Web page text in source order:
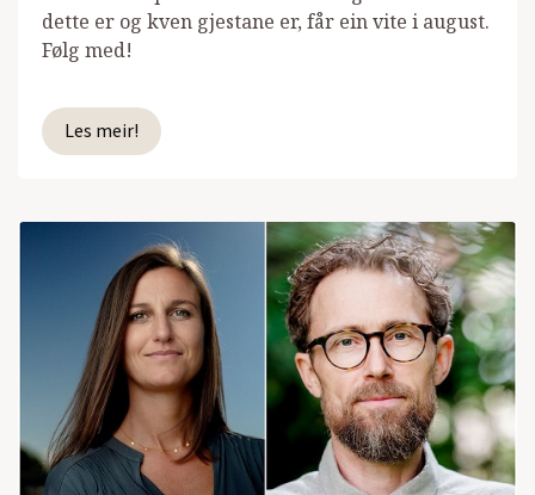
dette er og kven gjestane er, får ein vite i august.
Følg med!
Les meir!